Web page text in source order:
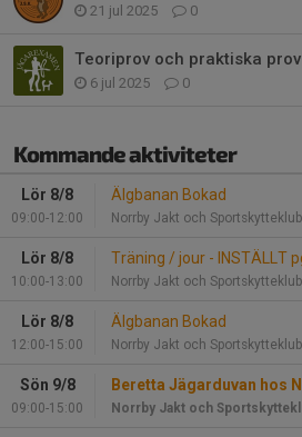
21 jul 2025 0
Teoriprov och praktiska
6 jul 2025 0
Kommande aktiviteter
Lör 8/8
09:00-12:00
Älgbanan Bokad
Norrby Jakt och
Lör 8/8
10:00-13:00
Träning / jour - INSTÄLLT
Norrby Jakt och
Lör 8/8
12:00-15:00
Älgbanan Bokad
Norrby Jakt och
Sön 9/8
09:00-15:00
Beretta Jägarduvan hos
Norrby Jakt och